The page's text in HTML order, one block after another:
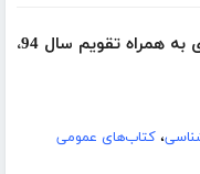
دانلود 365 پیام انگیزشی و عبارت تاکیدی به همراه تقویم سال 94،
،کتاب‌های عمومی